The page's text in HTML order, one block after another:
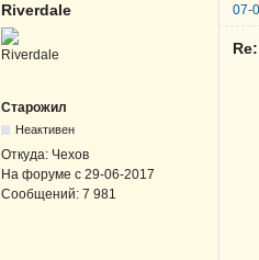
Riverdale 07-
Старожил
Неактивен
Откуда: Чехов
На форуме с 29-06-2017
Сообщений: 7 981